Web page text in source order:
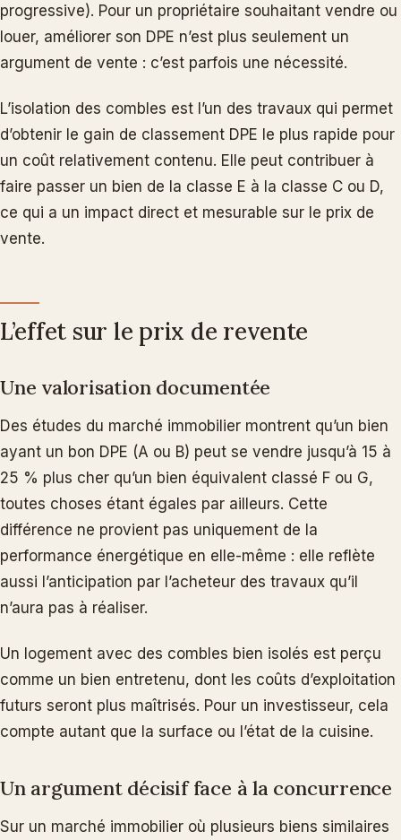
progressive). Pour un propriétaire souhaitant vendre ou
louer, améliorer son DPE n’est plus seulement un
argument de vente : c’est parfois une nécessité.
L’isolation des combles est l’un des travaux qui permet
d’obtenir le gain de classement DPE le plus rapide pour
un coût relativement contenu. Elle peut contribuer à
faire passer un bien de la classe E à la classe C ou D,
ce qui a un impact direct et mesurable sur le prix de
vente.
L’effet sur le prix de revente
Une valorisation documentée
Des études du marché immobilier montrent qu’un bien
ayant un bon DPE (A ou B) peut se vendre jusqu’à 15 à
25 % plus cher qu’un bien équivalent classé F ou G,
toutes choses étant égales par ailleurs. Cette
différence ne provient pas uniquement de la
performance énergétique en elle-même : elle reflète
aussi l’anticipation par l’acheteur des travaux qu’il
n’aura pas à réaliser.
Un logement avec des combles bien isolés est perçu
comme un bien entretenu, dont les coûts d’exploitation
futurs seront plus maîtrisés. Pour un investisseur, cela
compte autant que la surface ou l’état de la cuisine.
Un argument décisif face à la concurrence
Sur un marché immobilier où plusieurs biens similaires